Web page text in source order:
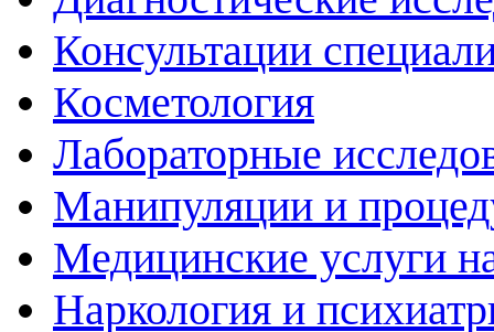
Консультации
Косметология
Лабораторные
Манипуляции и
Медицинские услуги
Наркология и